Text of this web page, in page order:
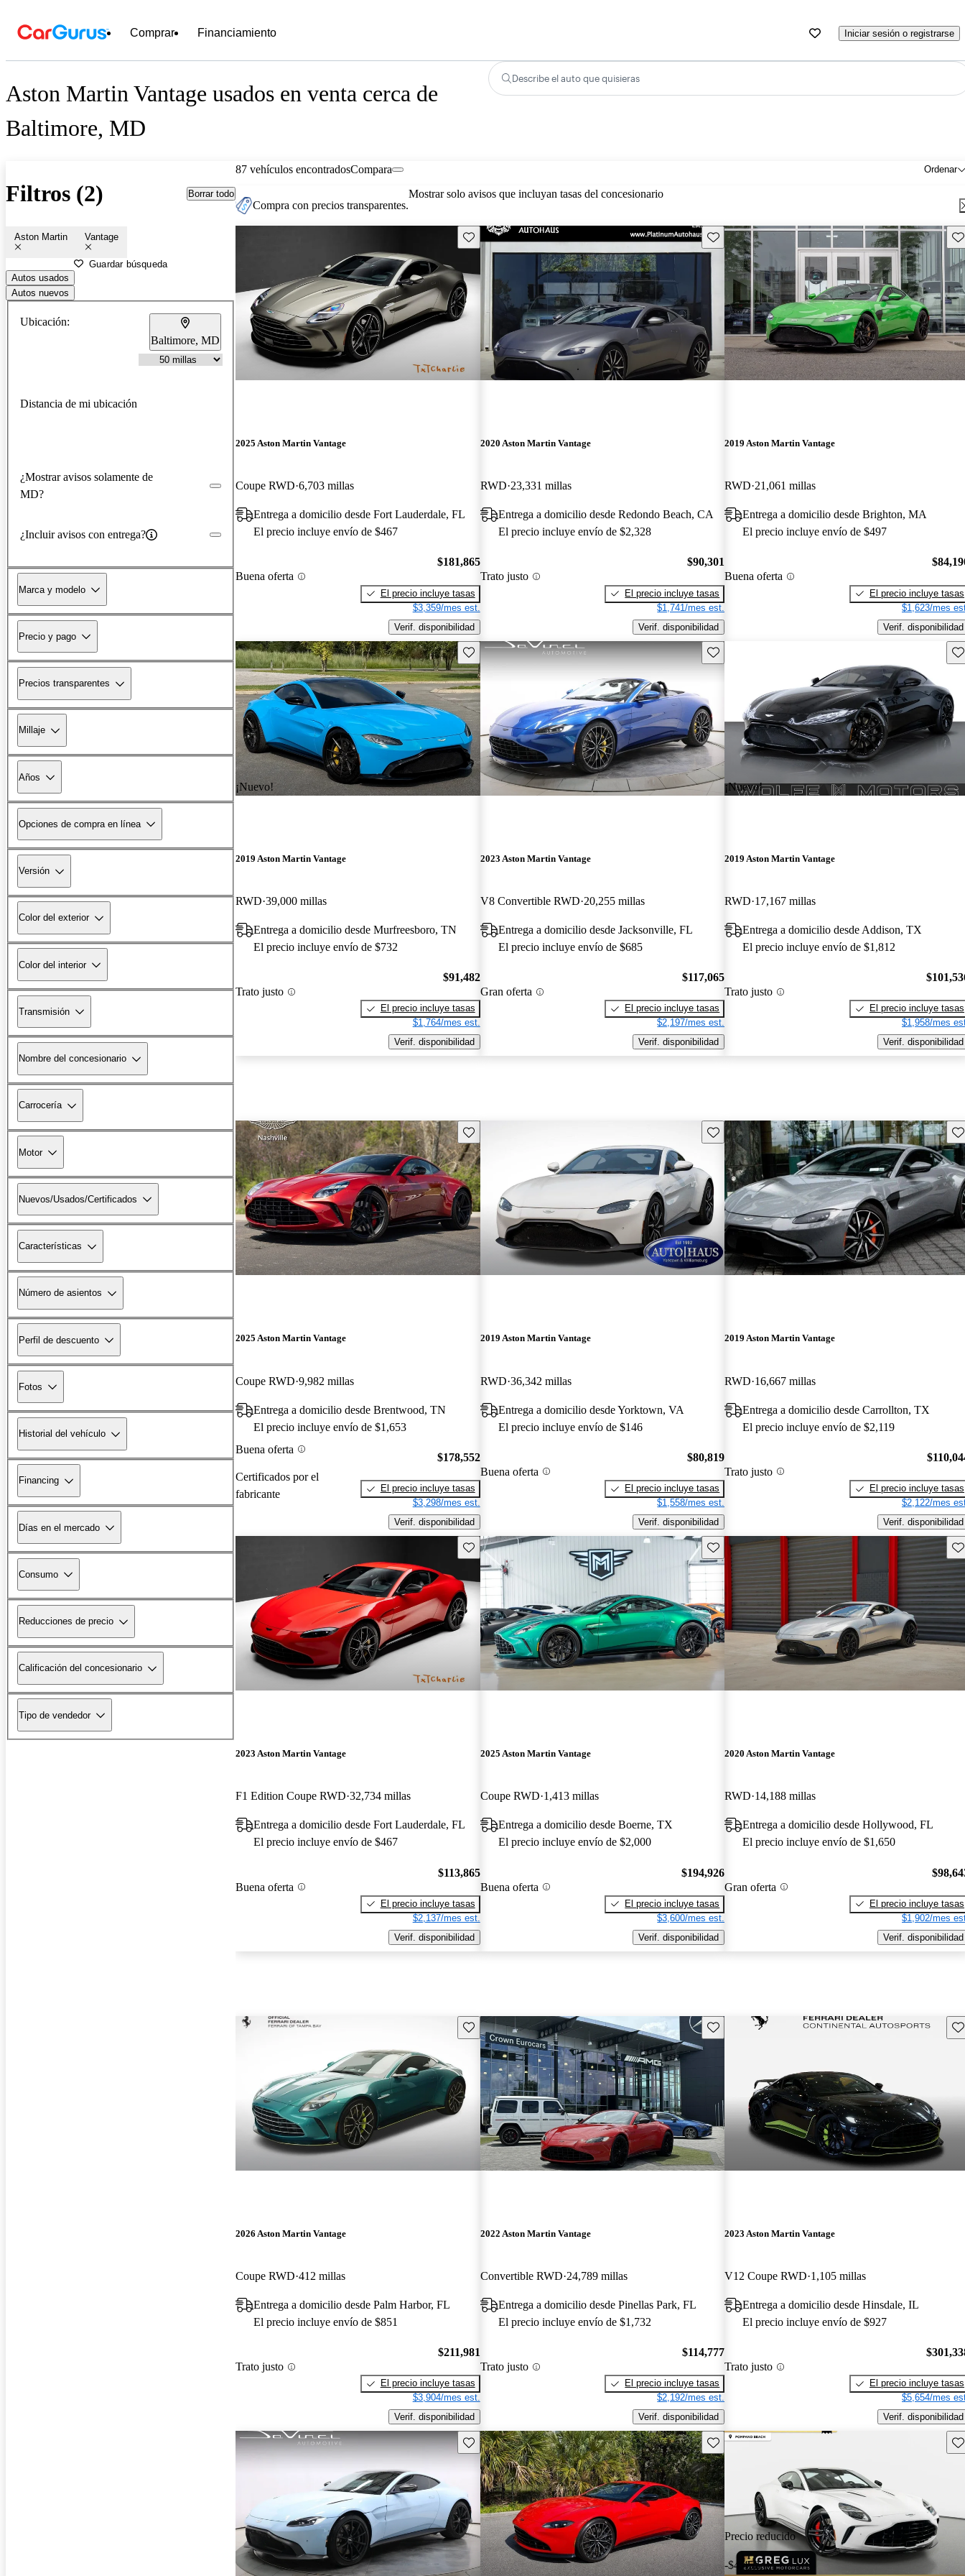
Comprar Financiamiento Iniciar sesión o registrarse
Aston Martin Vantage usados en venta cerca de
Baltimore, MD
Describe el auto que quisieras
Filtros (2) Borrar todo
Aston Martin Vantage
Guardar búsqueda
Autos usados
Autos nuevos
Ubicación:
Baltimore, MD
Distancia de mi ubicación
¿Mostrar avisos solamente de
MD?
¿Incluir avisos con entrega?
Marca y modelo
Precio y pago
Precios transparentes
Millaje
Años
Opciones de compra en línea
Versión
Color del exterior
Color del interior
Transmisión
Nombre del concesionario
Carrocería
Motor
Nuevos/Usados/Certificados
Características
Número de asientos
Perfil de descuento
Fotos
Historial del vehículo
Financing
Días en el mercado
Consumo
Reducciones de precio
Calificación del concesionario
Tipo de vendedor
87 vehículos encontrados Ordenar
Compara
Compra con precios transparentes.
Mostrar solo avisos que incluyan tasas del concesionario
Guarda este Aviso
2025 Aston Martin Vantage
Coupe RWD 6,703 millas
Entrega a domicilio desde Fort Lauderdale, FL
El precio incluye envío de $467
Buena oferta
$181,865
El precio incluye tasas
$3,359/mes est.
Verif. disponibilidad
Guarda este Aviso
2020 Aston Martin Vantage
RWD 23,331 millas
Entrega a domicilio desde Redondo Beach, CA
El precio incluye envío de $2,328
Trato justo
$90,301
El precio incluye tasas
$1,741/mes est.
Verif. disponibilidad
2019 Aston Martin Vantage
RWD 21,061 millas
Entrega a domicilio desde Brighton, MA
El precio incluye envío de $497
Buena oferta
El precio incluye tasas
$1,623/mes
Verif. disponibilidad
¡Nuevo!
Guarda este Aviso
2019 Aston Martin Vantage
RWD 39,000 millas
Entrega a domicilio desde Murfreesboro, TN
El precio incluye envío de $732
Trato justo
$91,482
El precio incluye tasas
$1,764/mes est.
Verif. disponibilidad
Guarda este Aviso
2023 Aston Martin Vantage
V8 Convertible RWD 20,255 millas
Entrega a domicilio desde Jacksonville, FL
El precio incluye envío de $685
Gran oferta
$117,065
El precio incluye tasas
$2,197/mes est.
Verif. disponibilidad
¡Nuevo!
2019 Aston Martin Vantage
RWD 17,167 millas
Entrega a domicilio desde Addison, TX
El precio incluye envío de $1,812
Trato justo
El precio incluye tasas
$1,958/mes
Verif. disponibilidad
Guarda este Aviso
2025 Aston Martin Vantage
Coupe RWD 9,982 millas
Entrega a domicilio desde Brentwood, TN
El precio incluye envío de $1,653
Buena oferta
Certificados por el
fabricante
$178,552
El precio incluye tasas
$3,298/mes est.
Verif. disponibilidad
Guarda este Aviso
2019 Aston Martin Vantage
RWD 36,342 millas
Entrega a domicilio desde Yorktown, VA
El precio incluye envío de $146
Buena oferta
$80,819
El precio incluye tasas
$1,558/mes est.
Verif. disponibilidad
2019 Aston Martin Vantage
RWD 16,667 millas
Entrega a domicilio desde Carrollton, TX
El precio incluye envío de $2,119
Trato justo
El precio incluye tasas
$2,122/mes
Verif. disponibilidad
Guarda este Aviso
2023 Aston Martin Vantage
F1 Edition Coupe RWD 32,734 millas
Entrega a domicilio desde Fort Lauderdale, FL
El precio incluye envío de $467
Buena oferta
$113,865
El precio incluye tasas
$2,137/mes est.
Verif. disponibilidad
Guarda este Aviso
2025 Aston Martin Vantage
Coupe RWD 1,413 millas
Entrega a domicilio desde Boerne, TX
El precio incluye envío de $2,000
Buena oferta
$194,926
El precio incluye tasas
$3,600/mes est.
Verif. disponibilidad
2020 Aston Martin Vantage
RWD 14,188 millas
Entrega a domicilio desde Hollywood, FL
El precio incluye envío de $1,650
Gran oferta
El precio incluye tasas
$1,902/mes
Verif. disponibilidad
Guarda este Aviso
2026 Aston Martin Vantage
Coupe RWD 412 millas
Entrega a domicilio desde Palm Harbor, FL
El precio incluye envío de $851
Trato justo
$211,981
El precio incluye tasas
$3,904/mes est.
Verif. disponibilidad
Guarda este Aviso
2022 Aston Martin Vantage
Convertible RWD 24,789 millas
Entrega a domicilio desde Pinellas Park, FL
El precio incluye envío de $1,732
Trato justo
$114,777
El precio incluye tasas
$2,192/mes est.
Verif. disponibilidad
2023 Aston Martin Vantage
V12 Coupe RWD 1,105 millas
Entrega a domicilio desde Hinsdale, IL
El precio incluye envío de $927
Trato justo
El precio incluye tasas
$5,654/mes
Verif. disponibilidad
Guarda este Aviso Guarda este Aviso
Precio reducido
-$4,452